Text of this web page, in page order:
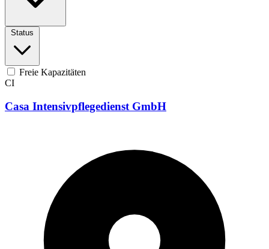
Status
Freie Kapazitäten
CI
Casa Intensivpflegedienst GmbH